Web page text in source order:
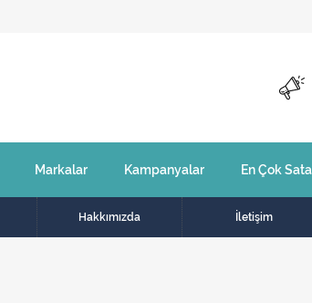
Markalar Kampanyalar En Çok
Hakkımızda İletişim